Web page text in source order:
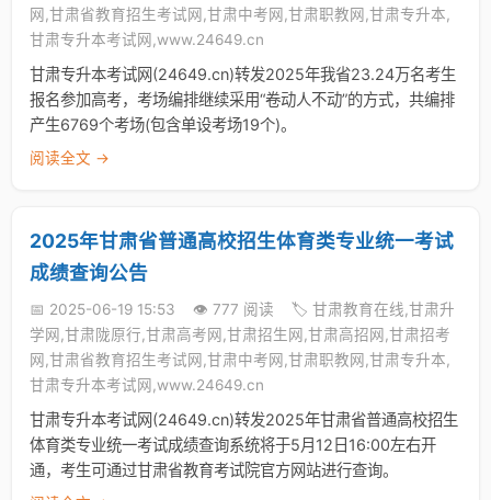
网,甘肃省教育招生考试网,甘肃中考网,甘肃职教网,甘肃专升本,
甘肃专升本考试网,www.24649.cn
甘肃专升本考试网(24649.cn)转发2025年我省23.24万名考生
报名参加高考，考场编排继续采用“卷动人不动”的方式，共编排
产生6769个考场(包含单设考场19个)。
阅读全文 →
2025年甘肃省普通高校招生体育类专业统一考试
成绩查询公告
📅 2025-06-19 15:53 👁️ 777 阅读
🏷️ 甘肃教育在线,甘肃升
学网,甘肃陇原行,甘肃高考网,甘肃招生网,甘肃高招网,甘肃招考
网,甘肃省教育招生考试网,甘肃中考网,甘肃职教网,甘肃专升本,
甘肃专升本考试网,www.24649.cn
甘肃专升本考试网(24649.cn)转发2025年甘肃省普通高校招生
体育类专业统一考试成绩查询系统将于5月12日16:00左右开
通，考生可通过甘肃省教育考试院官方网站进行查询。